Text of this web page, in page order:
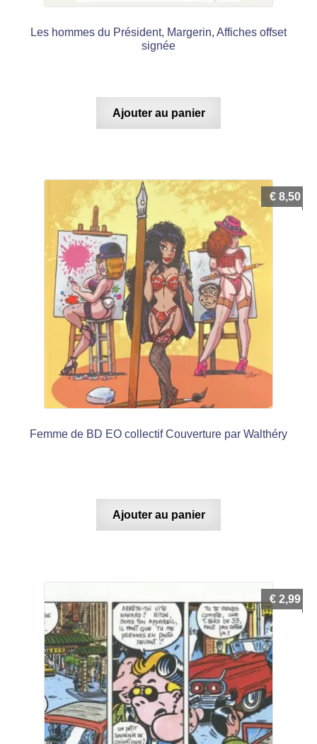
Les hommes du Président, Margerin, Affiches offset
signée
Ajouter au panier
Femme de BD EO collectif Couverture par Walthéry
€ 8,50
Ajouter au panier
€ 2,99